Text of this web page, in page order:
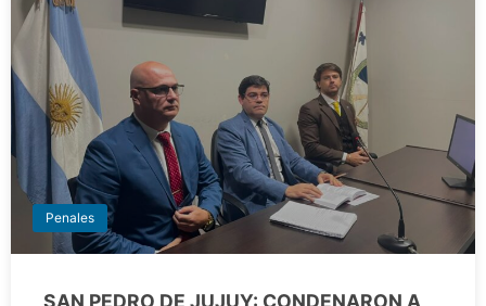
Penales
SAN PEDRO DE JUJUY: CONDENARON A